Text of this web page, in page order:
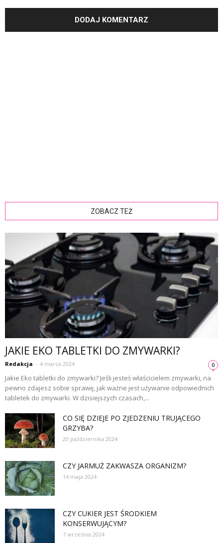
ZOBACZ TEŻ
JAKIE EKO TABLETKI DO ZMYWARKI?
Redakcja - 4 marca 2024 0
Jakie Eko tabletki do zmywarki? Jeśli jesteś właścicielem zmywarki, na
pewno zdajesz sobie sprawę, jak ważne jest używanie odpowiednich
tabletek do zmywarki. W dzisiejszych czasach,...
CO SIĘ DZIEJE PO ZJEDZENIU TRUJĄCEGO
GRZYBA?
20 października 2024
CZY JARMUŻ ZAKWASZA ORGANIZM?
14 maja 2024
CZY CUKIER JEST ŚRODKIEM
KONSERWUJĄCYM?
7 września 2024